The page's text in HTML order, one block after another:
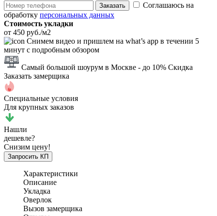
Заказать
Соглашаюсь на
обработку персональных данных
Стоимость укладки
от 450 руб./м2
Снимем видео и пришлем на what’s app в течении 5
минут с подробным обзором
Самый большой шоурум в Москве - до 10% Скидка
Заказать замерщика
Специальные условия
Для крупных заказов
Нашли
дешевле?
Снизим цену!
Запросить КП
Характеристики
Описание
Укладка
Оверлок
Вызов замерщика